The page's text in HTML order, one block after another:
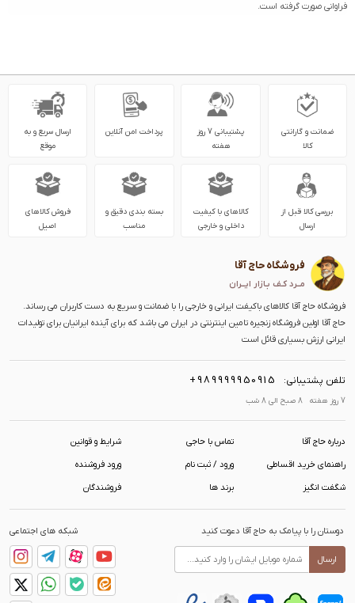
فراوانی صورت گرفته است.
ضمانت و گارانتی
کالا
پشتیبانی 7 روز
هفته
پرداخت امن آنلاین
ارسال سریع و به
موقع
بررسی کالا قبل از
ارسال
کالاهای با کیفیت
داخلی و خارجی
بسته بندی دقیق و
مناسب
فروش کالاهای
اصیل
فروشگاه حاج آقا
مــرد کـف بـازار ایــران
فروشگاه حاج آقا کالاهای باکیفت ایرانی و خارجی را با ضمانت و سریع به دست کاربران می رساند.
حاج آقا اولین فروشگاه زنجیره تامین اینترنتی در ایران می باشد که برای آینده ایرانیان برای تولیدات
ایرانی ارزش بسیاری قائل است
تلفن پشتیبانی: +989999950915
7 روز هفته 8 صبح الی 8 شب
درباره حاج آقا تماس با حاجی شرایط و قوانین
راهنمای خرید اقساطی ورود / ثبت نام ورود فروشنده
شگفت انگیز برند ها فروشندگان
دوستان را با پیامک به حاج آقا دعوت کنید
ارسال
شبکه های اجتماعی